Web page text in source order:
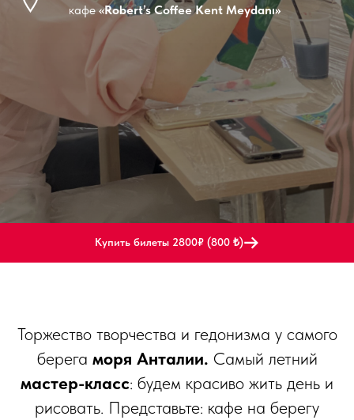
кафе«Robert’s Coffee Kent Meydanı»
Купить билеты 2800₽ (800 ₺)
Торжество творчества и гедонизма у самого
берега моря Анталии. Самый летний
мастер-класс: будем красиво жить день и
рисовать. Представьте: кафе на берегу